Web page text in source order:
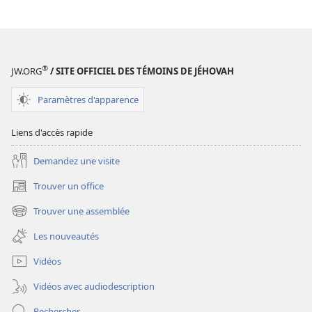
RÉVEILLEZ-
JW.ORG® / SITE OFFICIEL DES TÉMOINS DE JÉHOVAH
Paramètres d'apparence
Liens d'accès rapide
Demandez une visite
Trouver un office
(ouvre
une
nouvelle
fenêtre)
Trouver une assemblée
(ouvre
une
nouvelle
fenêtre)
Les nouveautés
Vidéos
Vidéos avec audiodescription